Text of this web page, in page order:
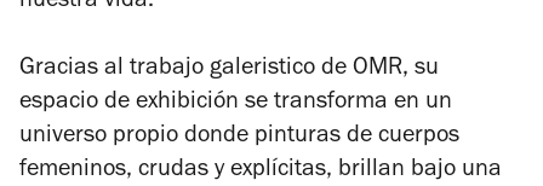
Gracias al trabajo galeristico de OMR, su
espacio de exhibición se transforma en un
universo propio donde pinturas de cuerpos
femeninos, crudas y explícitas, brillan bajo una